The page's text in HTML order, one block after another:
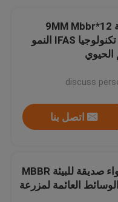
معدات التهوية 12*9MM Mbbr
معالجة المياه تكنولوجيا IFAS النمو
الحيوي
اتصل بنا
خزان بدون هواء صديقة للبيئة MBBR
العائمة لمزرعة